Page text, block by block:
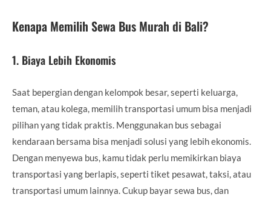
Kenapa Memilih Sewa Bus Murah di Bali?
1. Biaya Lebih Ekonomis
Saat bepergian dengan kelompok besar, seperti keluarga,
teman, atau kolega, memilih transportasi umum bisa menjadi
pilihan yang tidak praktis. Menggunakan bus sebagai
kendaraan bersama bisa menjadi solusi yang lebih ekonomis.
Dengan menyewa bus, kamu tidak perlu memikirkan biaya
transportasi yang berlapis, seperti tiket pesawat, taksi, atau
transportasi umum lainnya. Cukup bayar sewa bus, dan